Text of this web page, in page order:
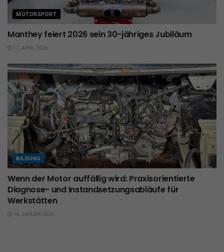
MOTORSPORT
Manthey feiert 2026 sein 30-jähriges Jubiläum
17. APRIL 2026
BILDUNG
Wenn der Motor auffällig wird: Praxisorientierte
Diagnose- und Instandsetzungsabläufe für
Werkstätten
14. JANUAR 2026